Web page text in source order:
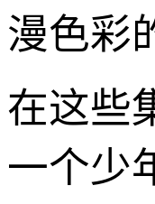
漫色彩
在这些
一个少